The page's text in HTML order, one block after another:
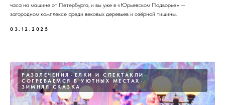
часа на машине от Петербурга, и вы уже в «Юрьевском Подворье» —
загородном комплексе среди вековых деревьев и озёрной тишины.
03.12.2025
РАЗВЛЕЧЕНИЯ
ЕЛКИ И СПЕКТАКЛИ
СОГРЕВАЕМСЯ В УЮТНЫХ МЕСТАХ
ЗИМНЯЯ СКАЗКА